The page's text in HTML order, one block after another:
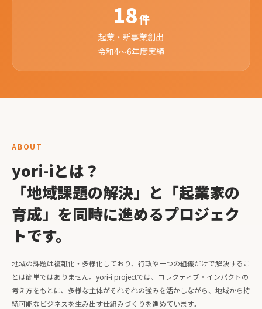
18件
起業・新事業創出
令和4〜6年度実績
ABOUT
yori-iとは？
「地域課題の解決」と「起業家の
育成」を同時に進めるプロジェク
トです。
地域の課題は複雑化・多様化しており、行政や一つの組織だけで解決するこ
とは簡単ではありません。yori-i projectでは、コレクティブ・インパクトの
考え方をもとに、多様な主体がそれぞれの強みを活かしながら、地域から持
続可能なビジネスを生み出す仕組みづくりを進めています。